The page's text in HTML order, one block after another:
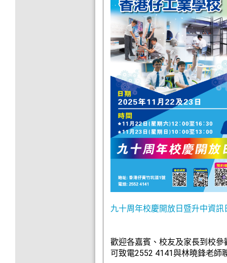
九十周年校慶開放日暨升中資
歡迎各嘉賓、校友及家長到校
可致電2552 4141與林曉鋒老師